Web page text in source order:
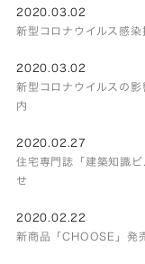
2020.03.02
新型コロナウイルス感
2020.03.02
新型コロナウイルスの
内
2020.02.27
住宅専門誌「建築知識
せ
2020.02.22
新商品「CHOOSE」発